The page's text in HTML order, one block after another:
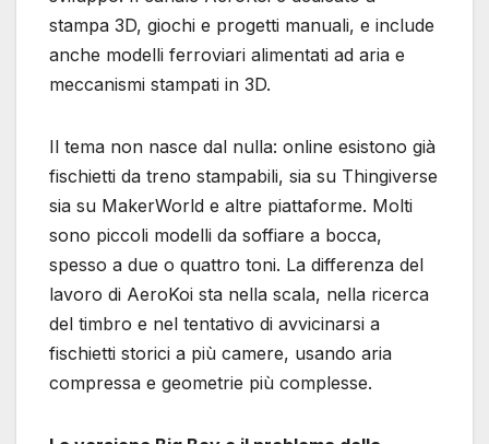
stampa 3D, giochi e progetti manuali, e include
anche modelli ferroviari alimentati ad aria e
meccanismi stampati in 3D.
Il tema non nasce dal nulla: online esistono già
fischietti da treno stampabili, sia su Thingiverse
sia su MakerWorld e altre piattaforme. Molti
sono piccoli modelli da soffiare a bocca,
spesso a due o quattro toni. La differenza del
lavoro di AeroKoi sta nella scala, nella ricerca
del timbro e nel tentativo di avvicinarsi a
fischietti storici a più camere, usando aria
compressa e geometrie più complesse.